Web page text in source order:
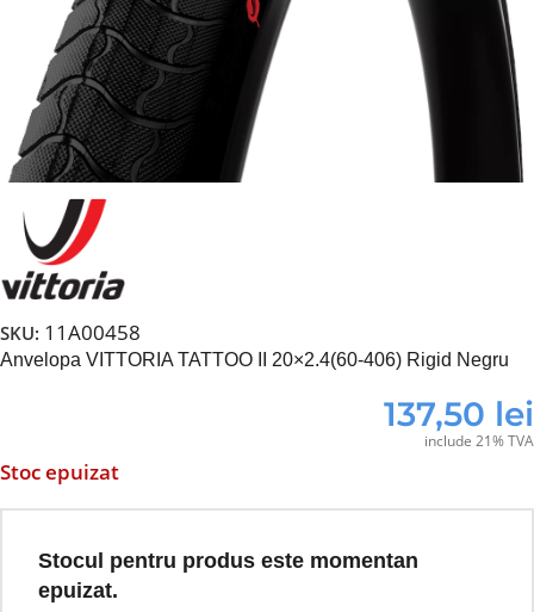
SKU: 11A00458
Anvelopa VITTORIA TATTOO II 20×2.4(60-406) Rigid Negru
137,50 lei
include 21% TVA
Stoc epuizat
Stocul pentru produs este momentan
epuizat.